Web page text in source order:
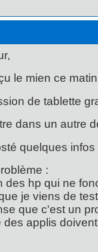
le mien ce
de tablette
dans un autre
quelques
:
des hp qui ne
je viens de
que c'est un
des applis